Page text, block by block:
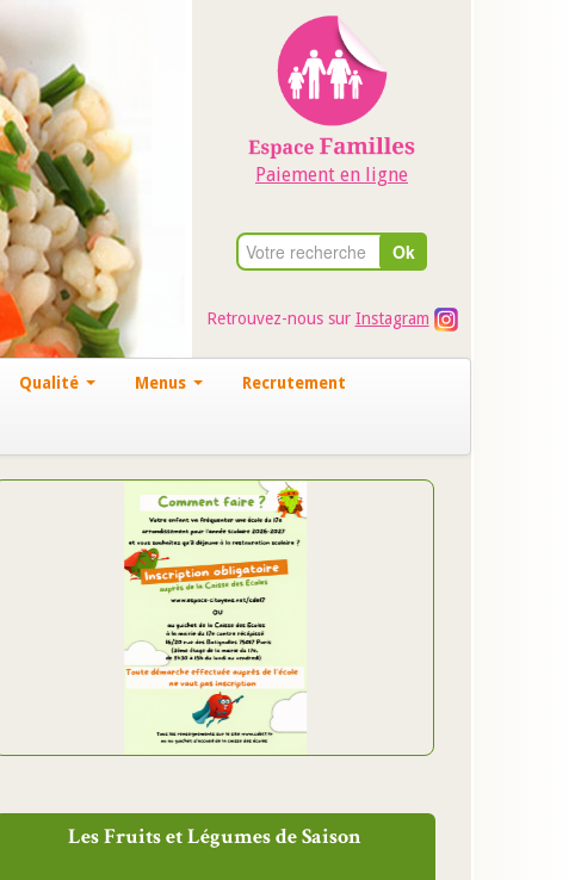
Paiement en ligne
Retrouvez-nous sur Instagram
Qualité Menus Recrutement
Les Fruits et Légumes de Saison